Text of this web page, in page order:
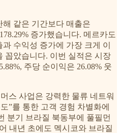
같은 기간보다 매출은
증가했습니다. 메르카도
수익성 증가에 가장 크게 이
꼽았습니다. 이번 실적은 시장
주당 순이익은 26.08% 웃
스 사업은 강력한 물류 네트워
”를 통한 고객 경험 차별화에
분기 브라질 북동부에 풀필먼
내년 초에도 멕시코와 브라질